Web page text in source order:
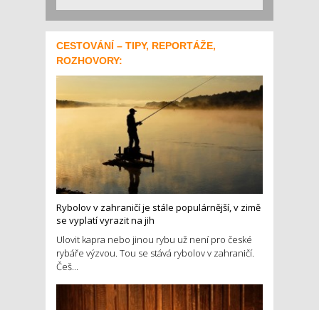
CESTOVÁNÍ – TIPY, REPORTÁŽE,
ROZHOVORY:
Rybolov v zahraničí je stále populárnější, v zimě
se vyplatí vyrazit na jih
Ulovit kapra nebo jinou rybu už není pro české
rybáře výzvou. Tou se stává rybolov v zahraničí.
Češ...